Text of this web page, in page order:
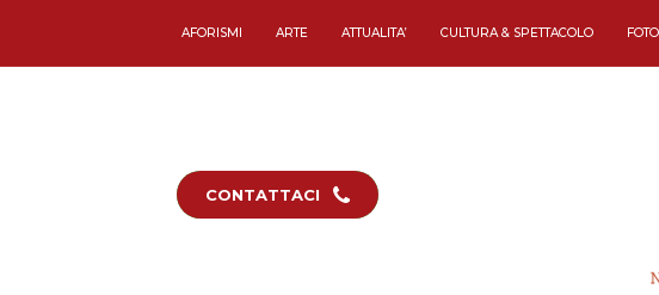
AFORISMI ARTE ATTUALITA’ CULTURA & SPETTACOLO
CONTATTACI